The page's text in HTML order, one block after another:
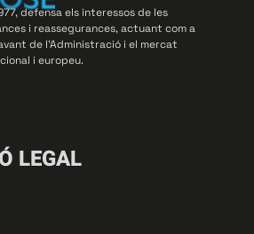
defensa els interessos de les
i reassegurances, actuant com a
de l’Administració i el mercat
i europeu.
LEGAL